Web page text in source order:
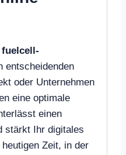
fuelcell-
entscheidenden
oder Unternehmen
eine optimale
einen
stärkt Ihr digitales
Zeit, in der